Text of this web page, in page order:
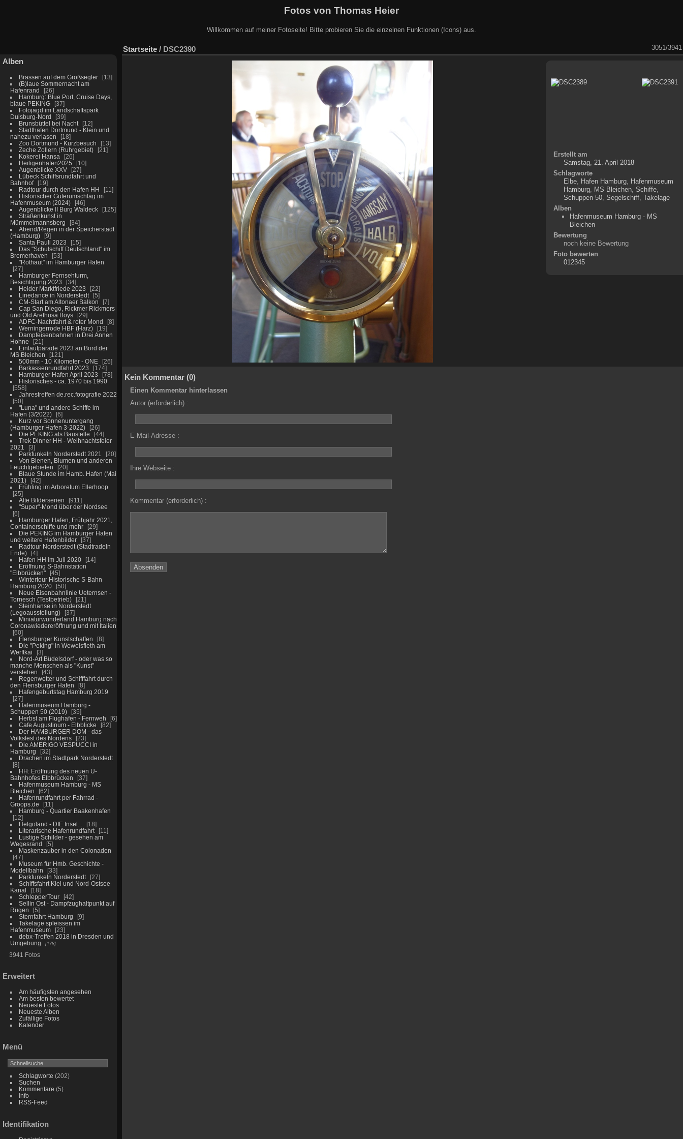
Fotos von Thomas Heier
Willkommen auf meiner Fotoseite! Bitte probieren Sie die einzelnen Funktionen (Icons) aus.
Alben
Brassen auf dem Großsegler
13
(B)laue Sommernacht am
Hafenrand
26
Hamburg: Blue Port, Cruise Days,
blaue PEKING
37
Fotojagd im Landschaftspark
Duisburg-Nord
39
Brunsbüttel bei Nacht
12
Stadthafen Dortmund - Klein und
nahezu verlasen
18
Zoo Dortmund - Kurzbesuch
13
Zeche Zollern (Ruhrgebiet)
21
Kokerei Hansa
26
Heiligenhafen2025
10
Augenblicke XXV
27
Lübeck Schiffsrundfahrt und
Bahnhof
19
Radtour durch den Hafen HH
11
Historischer Güterumschlag im
Hafenmuseum (2024)
46
Augenblicke II Burg Waldeck
125
Straßenkunst in
Mümmelmannsberg
34
Abend/Regen in der Speicherstadt
(Hamburg)
9
Santa Pauli 2023
15
Das "Schulschiff Deutschland" im
Bremerhaven
53
"Rothaut" im Hamburger Hafen
27
Hamburger Fernsehturm,
Besichtigung 2023
34
Heider Marktfriede 2023
22
Linedance in Norderstedt
5
CM-Start am Altonaer Balkon
7
Cap San Diego, Rickmer Rickmers
und Old Arethusa Boys
29
ADFC-Nachtfahrt & roter Mond
8
Werningerrode HBF (Harz)
19
Dampfeisenbahnen in Drei Annen
Hohne
21
Einlaufparade 2023 an Bord der
MS Bleichen
121
500mm - 10 Kilometer - ONE
26
Barkassenrundfahrt 2023
174
Hamburger Hafen April 2023
78
Historisches - ca. 1970 bis 1990
558
Jahrestreffen de.rec.fotografie 2022
50
"Luna" und andere Schiffe im
Hafen (3/2022)
6
Kurz vor Sonnenuntergang
(Hamburger Hafen 3-2022)
26
Die PEKING als Baustelle
44
Trek Dinner HH - Weihnachtsfeier
2021
3
Parkfunkeln Norderstedt 2021
20
Von Bienen, Blumen und anderen
Feuchtgebieten
20
Blaue Stunde im Hamb. Hafen (Mai
2021)
42
Frühling im Arboretum Ellerhoop
25
Alte Bilderserien
911
"Super"-Mond über der Nordsee
6
Hamburger Hafen, Frühjahr 2021,
Containerschiffe und mehr
29
Die PEKING im Hamburger Hafen
und weitere Hafenbilder
37
Radtour Norderstedt (Stadtradeln
Ende)
4
Hafen HH im Juli 2020
14
Eröffnung S-Bahnstation
"Elbbrücken"
45
Wintertour Historische S-Bahn
Hamburg 2020
50
Neue Eisenbahnlinie Ueternsen -
Tornesch (Testbetrieb)
21
Steinhanse in Norderstedt
(Legoausstellung)
37
Miniaturwunderland Hamburg nach
Coronawiedereröffnung und mit Italien
60
Flensburger Kunstschaffen
8
Die "Peking" in Wewelsfleth am
Werftkai
3
Nord-Art Büdelsdorf - oder was so
manche Menschen als "Kunst"
verstehen
43
Regenwetter und Schifffahrt durch
den Flensburger Hafen
8
Hafengeburtstag Hamburg 2019
27
Hafenmuseum Hamburg -
Schuppen 50 (2019)
35
Herbst am Flughafen - Fernweh
6
Cafe Augustinum - Elbblicke
82
Der HAMBURGER DOM - das
Volksfest des Nordens
23
Die AMERIGO VESPUCCI in
Hamburg
32
Drachen im Stadtpark Norderstedt
8
HH: Eröffnung des neuen U-
Bahnhofes Elbbrücken
37
Hafenmuseum Hamburg - MS
Bleichen
62
Hafenrundfahrt per Fahrrad -
Groops.de
11
Hamburg - Quartier Baakenhafen
12
Helgoland - DIE Insel...
18
Literarische Hafenrundfahrt
11
Lustige Schilder - gesehen am
Wegesrand
5
Maskenzauber in den Colonaden
47
Museum für Hmb. Geschichte -
Modellbahn
33
Parkfunkeln Norderstedt
27
Schiffsfahrt Kiel und Nord-Ostsee-
Kanal
18
SchlepperTour
42
Sellin Ost - Dampfzughaltpunkt auf
Rügen
5
Sternfahrt Hamburg
9
Takelage spleissen im
Hafenmuseum
23
debx-Treffen 2018 in Dresden und
Umgebung
178
3941 Fotos
Erweitert
Am häufigsten angesehen
Am besten bewertet
Neueste Fotos
Neueste Alben
Zufällige Fotos
Kalender
Menü
Schlagworte (202)
Suchen
Kommentare (5)
Info
RSS-Feed
Identifikation
Startseite / DSC2390 3051/3941
Erstellt am
Samstag, 21. April 2018
Schlagworte
Elbe, Hafen Hamburg, Hafenmuseum
Hamburg, MS Bleichen, Schiffe,
Schuppen 50, Segelschiff, Takelage
Alben
Hafenmuseum Hamburg - MS
Bleichen
Bewertung
noch keine Bewertung
Foto bewerten
Kein Kommentar (0)
Einen Kommentar hinterlassen
Autor (erforderlich) :
E-Mail-Adresse :
Ihre Webseite :
Kommentar (erforderlich) :